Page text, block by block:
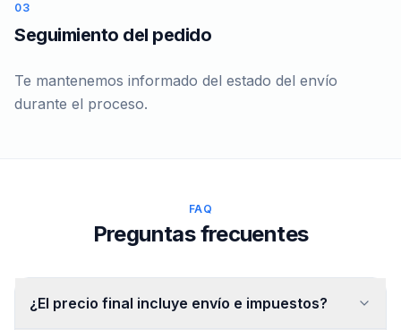
03
Seguimiento del pedido
Te mantenemos informado del estado del envío
durante el proceso.
FAQ
Preguntas frecuentes
¿El precio final incluye envío e impuestos?